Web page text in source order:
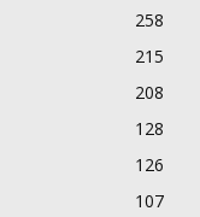
258
215
208
128
126
107